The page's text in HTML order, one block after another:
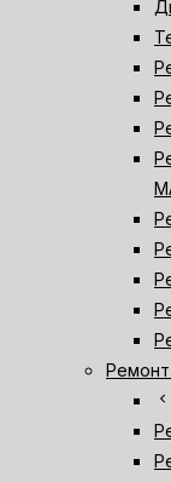
Ремонт
chevron_left